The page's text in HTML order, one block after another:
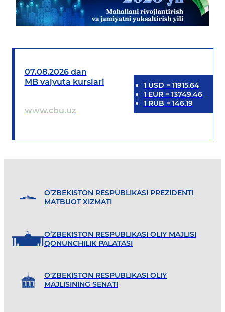
07.08.2026 dan
MB valyuta kurslari
www.cbu.uz
1 USD = 11915.64
1 EUR= 13749.46
1 RUB = 146.19
O’ZBEKISTON RESPUBLIKASI PREZIDENTI
MATBUOT XIZMATI
O’ZBEKISTON RESPUBLIKASI OLIY MAJLISI
QONUNCHILIK PALATASI
O'ZBEKISTON RESPUBLIKASI OLIY
MAJLISINING SENATI